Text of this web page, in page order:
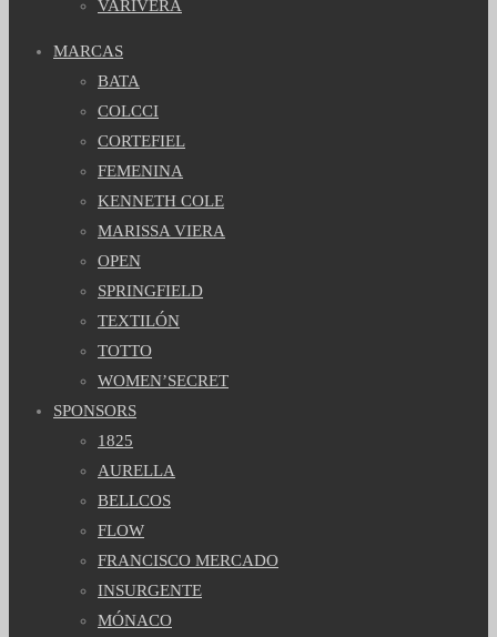
VARIVERA
MARCAS
BATA
COLCCI
CORTEFIEL
FEMENINA
KENNETH COLE
MARISSA VIERA
OPEN
SPRINGFIELD
TEXTILÓN
TOTTO
WOMEN’SECRET
SPONSORS
1825
AURELLA
BELLCOS
FLOW
FRANCISCO MERCADO
INSURGENTE
MÓNACO